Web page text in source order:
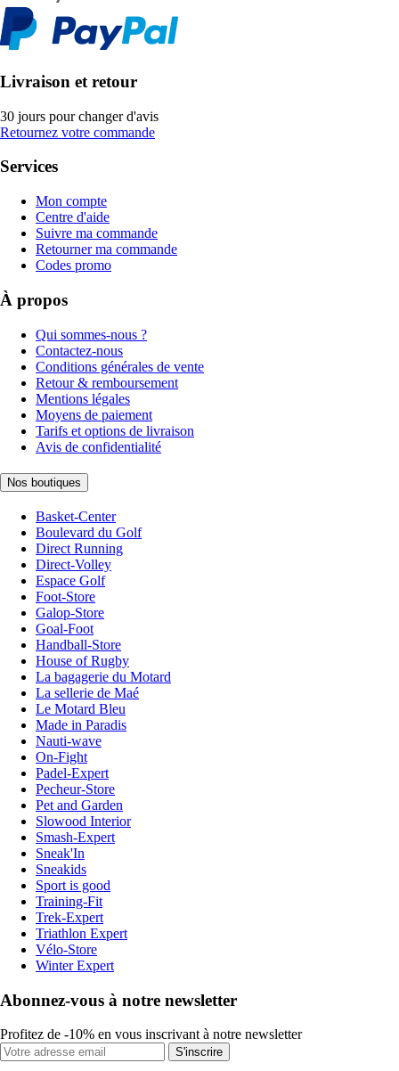
Livraison et retour
30 jours pour changer d'avis
Retournez votre commande
Services
Mon compte
Centre d'aide
Suivre ma commande
Retourner ma commande
Codes promo
À propos
Qui sommes-nous ?
Contactez-nous
Conditions générales de vente
Retour & remboursement
Mentions légales
Moyens de paiement
Tarifs et options de livraison
Avis de confidentialité
Nos boutiques
Basket-Center
Boulevard du Golf
Direct Running
Direct-Volley
Espace Golf
Foot-Store
Galop-Store
Goal-Foot
Handball-Store
House of Rugby
La bagagerie du Motard
La sellerie de Maé
Le Motard Bleu
Made in Paradis
Nauti-wave
On-Fight
Padel-Expert
Pecheur-Store
Pet and Garden
Slowood Interior
Smash-Expert
Sneak'In
Sneakids
Sport is good
Training-Fit
Trek-Expert
Triathlon Expert
Vélo-Store
Winter Expert
Abonnez-vous à notre newsletter
Profitez de -10% en vous inscrivant à notre newsletter
S'inscrire